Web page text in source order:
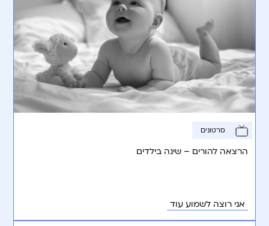
סרטונים
הרצאה להורים – שינה בילדים
אני רוצה לשמוע עוד